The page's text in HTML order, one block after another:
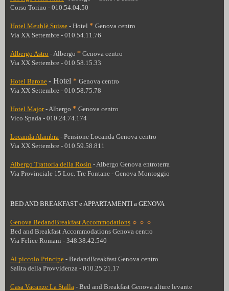
Corso Torino - 010.54.04.50
Hotel Meublè Suisse - Hotel * Genova centro
Via XX Settembre - 010.54.11.76
Albergo Astro - Albergo * Genova centro
Via XX Settembre - 010.58.15.33
Hotel Barone - Hotel * Genova centro
Via XX Settembre - 010.58.75.78
Hotel Major- Albergo * Genova centro
Vico Spada - 010.24.74.174
Locanda Alambra - Pensione Locanda Genova centro
Via XX Settembre - 010.59.58.811
Albergo Trattoria della Rosin - Albergo Genova entroterra
Via Provinciale 15 Loc. Tre Fontane - Genova Montoggio
BED AND BREAKFAST e APPARTAMENTI a GENOVA
Genova BedandBreakfast Accommodations ☼ ☼ ☼
Bed and Breakfast Accommodations Genova centro
Via Felice Romani - 348.38.42.540
Al piccolo Principe - BedandBreakfast Genova centro
Salita della Provvidenza - 010.25.21.17
Casa Vacanze La Stalla - Bed and Breakfast Genova alture levante